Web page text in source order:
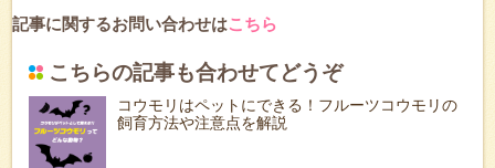
記事に関するお問い合わせはこちら
こちらの記事も合わせてどうぞ
コウモリはペットにできる！フルーツコウモリの
飼育方法や注意点を解説